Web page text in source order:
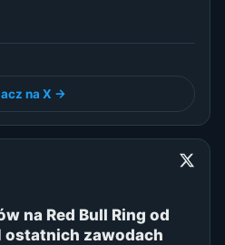
na X →
na Red Bull Ring od
ostatnich zawodach